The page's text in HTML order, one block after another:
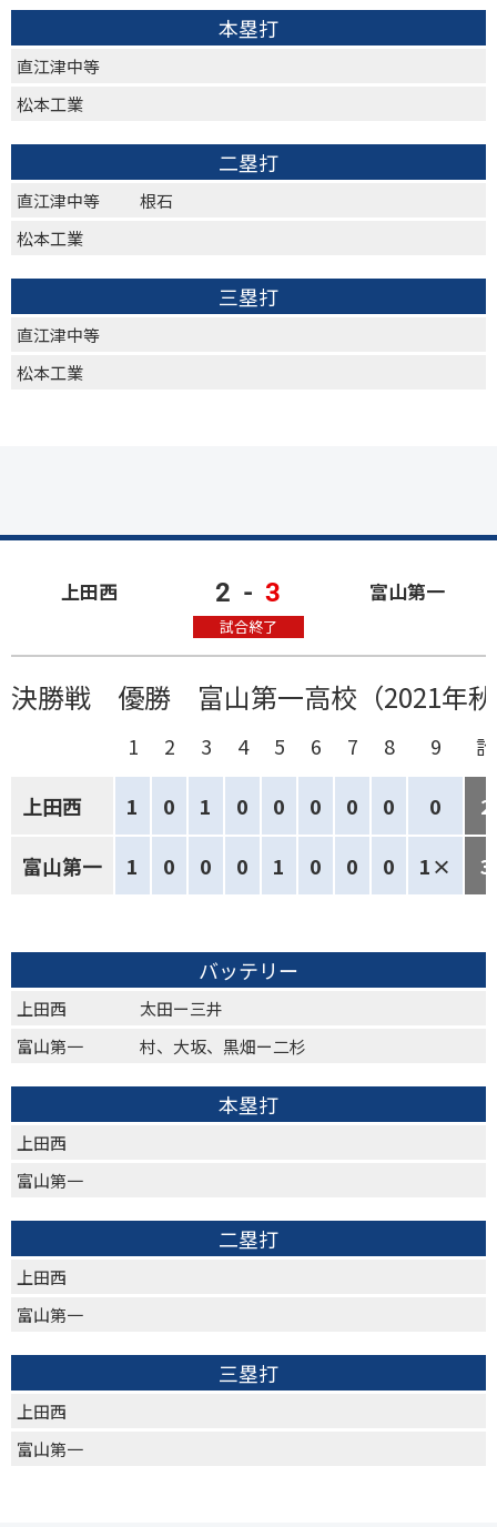
本塁打
直江津中等
松本工業
二塁打
直江津中等
根石
松本工業
三塁打
直江津中等
松本工業
上田西 2 - 3
試合終了
富山第一
決勝戦 優勝 富山第一高校（2021年秋
1 2 3 4 5 6 7 8 9 計
上田西 1 0 1 0 0 0 0 0 0 2
富山第一 1 0 0 0 1 0 0 0 1× 3
バッテリー
上田西
太田ー三井
富山第一
村、大坂、黒畑ー二杉
本塁打
上田西
富山第一
二塁打
上田西
富山第一
三塁打
上田西
富山第一